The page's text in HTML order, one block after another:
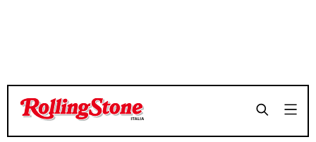
TEMPO DI LETTURA 9 MINUTI SHARE
TEMPO DI LETTURA 9 MINUTI SHARE